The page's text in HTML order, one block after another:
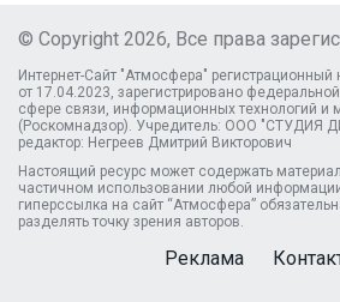
© Copyright 2026, Все права
Интернет-Сайт "Атмосфера"
от 17.04.2023, зарегистрировано
сфере связи, информационных технологий и
(Роскомнадзор). Учредитель: ООО "СТУДИЯ
редактор: Негреев Дмитрий Викторович
Настоящий ресурс может содержать
частичном использовании любой
гиперссылка на сайт “Атмосфера”
разделять точку зрения авторов.
Реклама